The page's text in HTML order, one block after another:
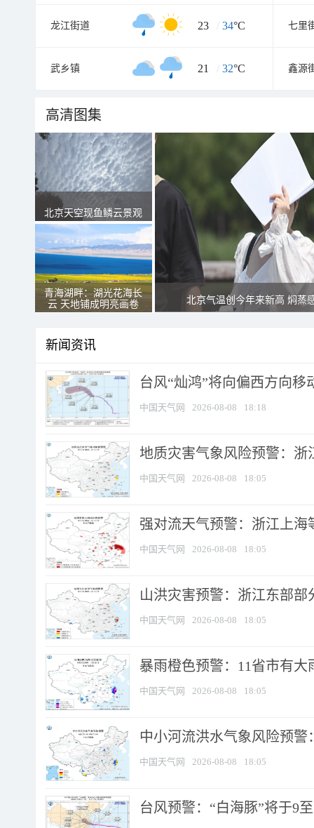
龙江街道 23 / 34°C 七里
武乡镇 21 / 32°C 鑫源
高清图集
北京天空现鱼鳞云景观
青海湖畔：湖光花海长
云 天地铺成明亮画卷
北京气温创今年来新高 焖蒸
新闻资讯
台风“灿鸿”将向偏西方向移
中国天气网 2026-08-08 18:18
地质灾害气象风险预警：
中国天气网 2026-08-08 18:05
强对流天气预警：浙江上海
中国天气网 2026-08-08 18:05
山洪灾害预警：浙江东部
中国天气网 2026-08-08 18:05
暴雨橙色预警：11省市有
中国天气网 2026-08-08 18:05
中小河流洪水气象风险预
中国天气网 2026-08-08 18:05
台风预警：“白海豚”将于9